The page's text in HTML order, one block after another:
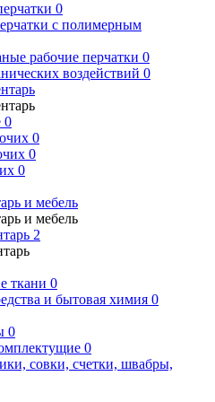
0
с полимерным
рабочие перчатки 0
воздействий 0
0
0
0
0
и мебель
и мебель
2
ткани 0
и бытовая химия 0
0
0
совки, счетки, швабры,